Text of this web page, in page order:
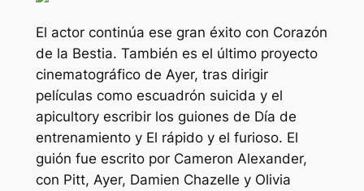
El actor continúa ese gran éxito con Corazón
de la Bestia. También es el último proyecto
cinematográfico de Ayer, tras dirigir
películas como escuadrón suicida y el
apicultory escribir los guiones de Día de
entrenamientoy El rápido y el furioso. El
guión fue escrito por Cameron Alexander,
con Pitt, Ayer, Damien Chazelle y Olivia